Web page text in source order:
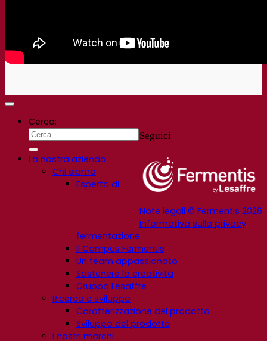
Seguici
Note legali © Fermentis 2026
Informativa sulla privacy
Cerca:
La nostra azienda
Chi siamo
Esperto di
fermentazione
Il Campus Fermentis
Un team appassionato
Sostenere la creatività
Gruppo Lesaffre
Ricerca e sviluppo
Caratterizzazione del prodotto
Sviluppo del prodotto
I nostri marchi